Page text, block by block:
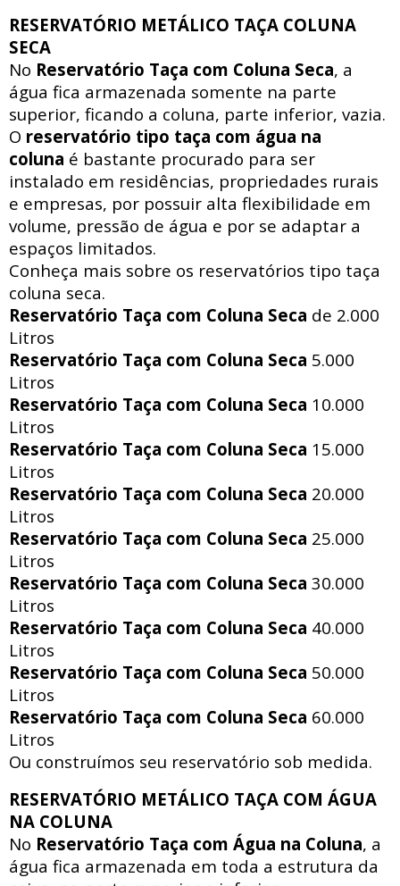
RESERVATÓRIO METÁLICO TAÇA COLUNA
SECA
No Reservatório Taça com Coluna Seca, a
água fica armazenada somente na parte
superior, ficando a coluna, parte inferior, vazia.
O reservatório tipo taça com água na
coluna é bastante procurado para ser
instalado em residências, propriedades rurais
e empresas, por possuir alta flexibilidade em
volume, pressão de água e por se adaptar a
espaços limitados.
Conheça mais sobre os reservatórios tipo taça
coluna seca.
Reservatório Taça com Coluna Seca de 2.000
Litros
Reservatório Taça com Coluna Seca 5.000
Litros
Reservatório Taça com Coluna Seca 10.000
Litros
Reservatório Taça com Coluna Seca 15.000
Litros
Reservatório Taça com Coluna Seca 20.000
Litros
Reservatório Taça com Coluna Seca 25.000
Litros
Reservatório Taça com Coluna Seca 30.000
Litros
Reservatório Taça com Coluna Seca 40.000
Litros
Reservatório Taça com Coluna Seca 50.000
Litros
Reservatório Taça com Coluna Seca 60.000
Litros
Ou construímos seu reservatório sob medida.
RESERVATÓRIO METÁLICO TAÇA COM ÁGUA
NA COLUNA
No Reservatório Taça com Água na Coluna, a
água fica armazenada em toda a estrutura da